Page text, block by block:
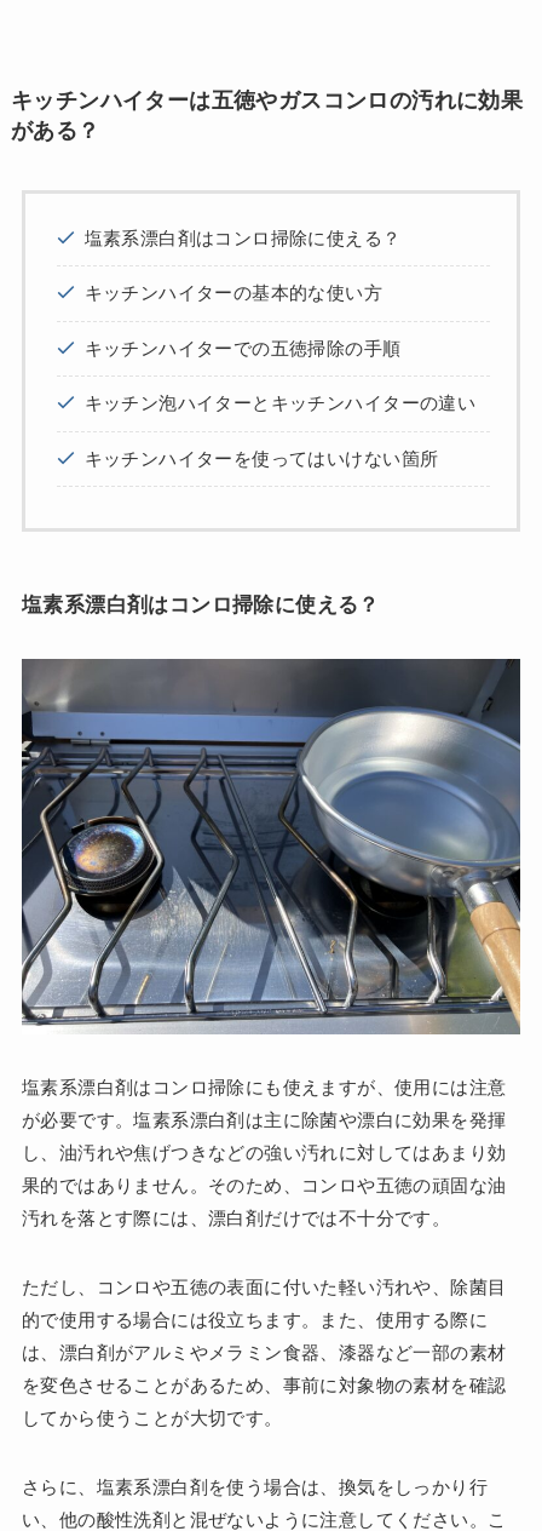
キッチンハイターは五徳やガスコンロの汚れに効果
がある？
塩素系漂白剤はコンロ掃除に使える？
キッチンハイターの基本的な使い方
キッチンハイターでの五徳掃除の手順
キッチン泡ハイターとキッチンハイターの違い
キッチンハイターを使ってはいけない箇所
塩素系漂白剤はコンロ掃除に使える？
塩素系漂白剤はコンロ掃除にも使えますが、使用には注意
が必要です。塩素系漂白剤は主に除菌や漂白に効果を発揮
し、油汚れや焦げつきなどの強い汚れに対してはあまり効
果的ではありません。そのため、コンロや五徳の頑固な油
汚れを落とす際には、漂白剤だけでは不十分です。
ただし、コンロや五徳の表面に付いた軽い汚れや、除菌目
的で使用する場合には役立ちます。また、使用する際に
は、漂白剤がアルミやメラミン食器、漆器など一部の素材
を変色させることがあるため、事前に対象物の素材を確認
してから使うことが大切です。
さらに、塩素系漂白剤を使う場合は、換気をしっかり行
い、他の酸性洗剤と混ぜないように注意してください。こ